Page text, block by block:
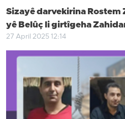
Sizayê darvekirina
yê Belûç li girtîgeha
27 April 2025 12:14